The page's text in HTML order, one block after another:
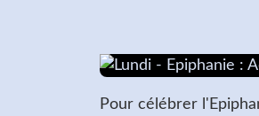
Pour célébrer